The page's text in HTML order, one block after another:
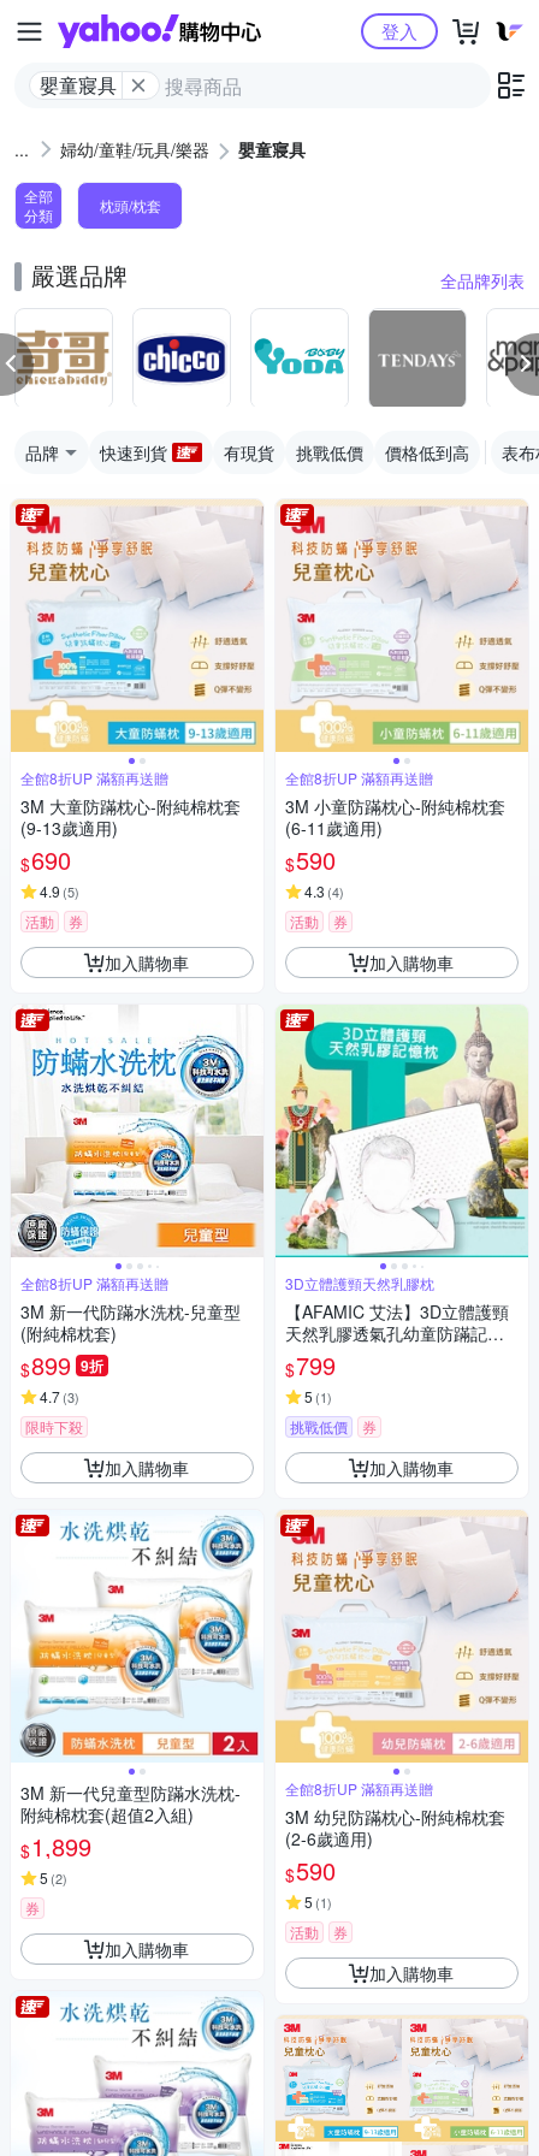
Yahoo購物中心
嬰童寢具
登入
婦幼/童鞋/玩具/樂器 嬰童寢具
全部
分類
枕頭/枕套
嚴選品牌 全品牌列表
品牌 快速到貨 有現貨 挑戰低價 價格低到高 表
全館8折UP 滿額再送贈
3M 大童防蹣枕心-附純棉枕套
(9-13歲適用)
$690
4.9 (5)
活動 券
加入購物車
全館8折UP 滿額再送贈
3M 新一代防蹣水洗枕-兒童型
(附純棉枕套)
$899 9折
4.7(3)
限時下殺
加入購物車
3M 新一代兒童型防蹣水洗枕-
附純棉枕套(超值2入組)
$1,899
5 (2)
券
加入購物車
全館8折UP 滿額再送贈
3M 小童防蹣枕心-附純棉枕套
(6-11歲適用)
$590
4.3 (4)
活動 券
加入購物車
3D立體護頸天然乳膠枕
【AFAMIC 艾法】3D立體護頸
天然乳膠透氣孔幼童防蹣記憶
枕(兒童枕 送卡通純棉枕套 乳
膠枕 記憶枕 防蹣枕)
$799
5 (1)
挑戰低價 券
加入購物車
全館8折UP 滿額再送贈
3M 幼兒防蹣枕心-附純棉枕套
(2-6歲適用)
$590
5 (1)
活動 券
加入購物車